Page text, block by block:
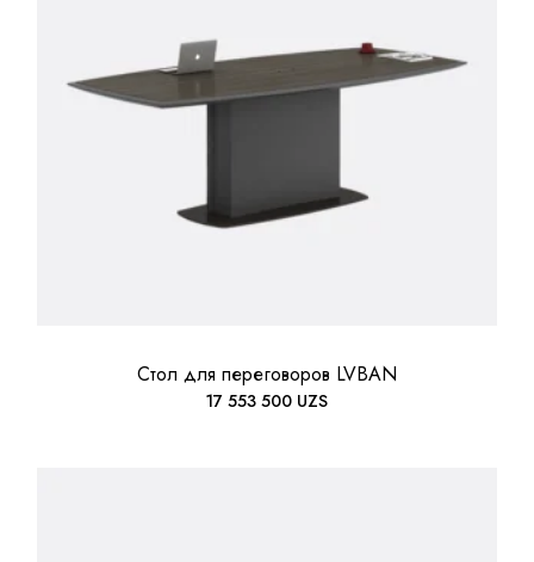
Стол для переговоров LVBAN
17 553 500 UZS